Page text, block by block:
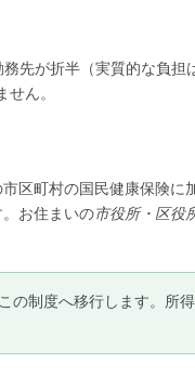
先が折半（実質的な負担
ん。
区町村の国民健康保険に
お住まいの市役所・区役
の制度へ移行します。所得